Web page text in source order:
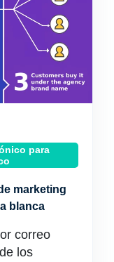
para
marketing
blanca
correo
los